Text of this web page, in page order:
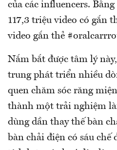
của các influencers.
117,3 triệu video có gắn
video gắn thẻ
Nắm bắt được tâm lý
trung phát triển nhiều
quen chăm sóc răng
thành một trải nghiệm
dùng dần thay thế bàn
bàn chải điện có sáu chế